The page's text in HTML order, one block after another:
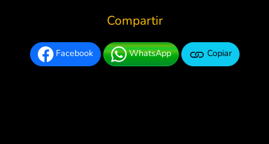
Compartir
Facebook WhatsApp Copiar